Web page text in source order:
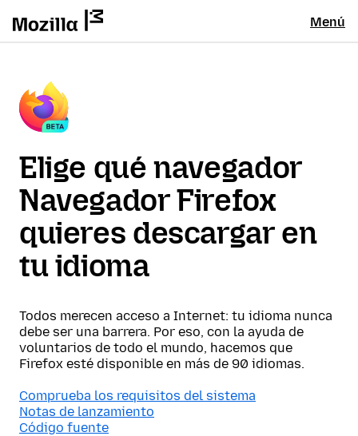
Menú
Elige qué navegador
Navegador Firefox
quieres descargar en
tu idioma
Todos merecen acceso a Internet: tu idioma nunca
debe ser una barrera. Por eso, con la ayuda de
voluntarios de todo el mundo, hacemos que
Firefox esté disponible en más de 90 idiomas.
Comprueba los requisitos del sistema
Notas de lanzamiento
Código fuente